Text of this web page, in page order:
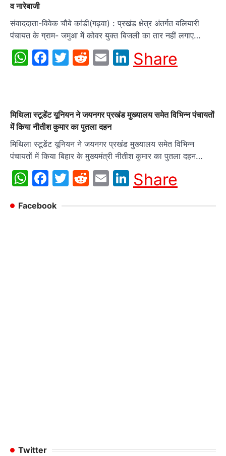
व नारेबाजी
संवाददाता-विवेक चौबे कांडी(गढ़वा) : प्रखंड क्षेत्र अंतर्गत बलियारी
पंचायत के ग्राम- जमुआ में कोवर युक्त बिजली का तार नहीं लगाए…
WhatsApp
Facebook
Twitter
Reddit
EmailLinkedIn
Share
मिथिला स्टूडेंट यूनियन ने जयनगर प्रखंड मुख्यालय समेत विभिन्न पंचायतों
में किया नीतीश कुमार का पुतला दहन
मिथिला स्टूडेंट यूनियन ने जयनगर प्रखंड मुख्यालय समेत विभिन्न
पंचायतों में किया बिहार के मुख्यमंत्री नीतीश कुमार का पुतला दहन…
WhatsApp
Facebook
Twitter
Reddit
EmailLinkedIn
Share
Facebook
Twitter